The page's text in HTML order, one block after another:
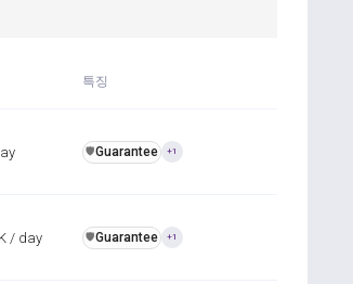
특징
️🛡️Guarantee +1
/ day ️🛡️Guarantee +1